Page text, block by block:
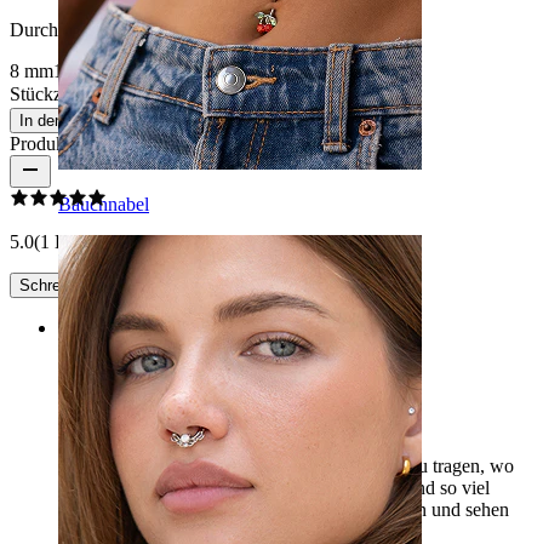
Bauchnabel
Durchmesser auswählen
8 mm10 mm
Stückzahl: 1 Ändern
In den Warenkorb
Produktbewertungen
5.0(1 Bewertungen)
Schreibe eine Bewertung
Rating
perfekte Schlafgelegenheit für den Lobe
Gekauft, um sie in meinem 2. und 3. Ohrloch zu tragen, wo
ich zuvor Titan-Stifte verwendet habe. Diese sind so viel
komfortabler und lassen sich einfacher einsetzen und sehen
wirklich gut aus. Ich werde mehr kaufen.